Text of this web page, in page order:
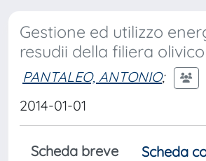
Gestione ed utilizzo
resudii della filiera
PANTALEO, ANTONIO;
2014-01-01
Scheda breve
Scheda